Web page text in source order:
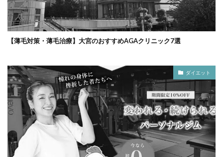
【薄毛対策・薄毛治療】大宮のおすすめAGAクリニック7選
ダイエット